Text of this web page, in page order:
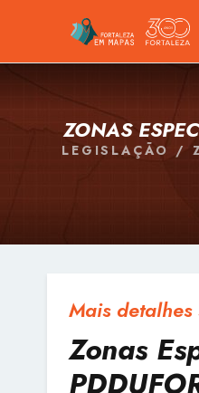
ZONAS
LEGISLAÇÃO /
Mais detalhes
Zonas